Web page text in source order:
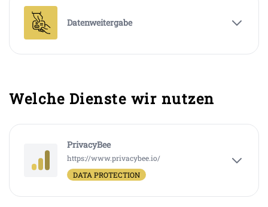
Datenweitergabe
Welche Dienste wir nutzen
PrivacyBee
https://www.privacybee.io/
DATA PROTECTION